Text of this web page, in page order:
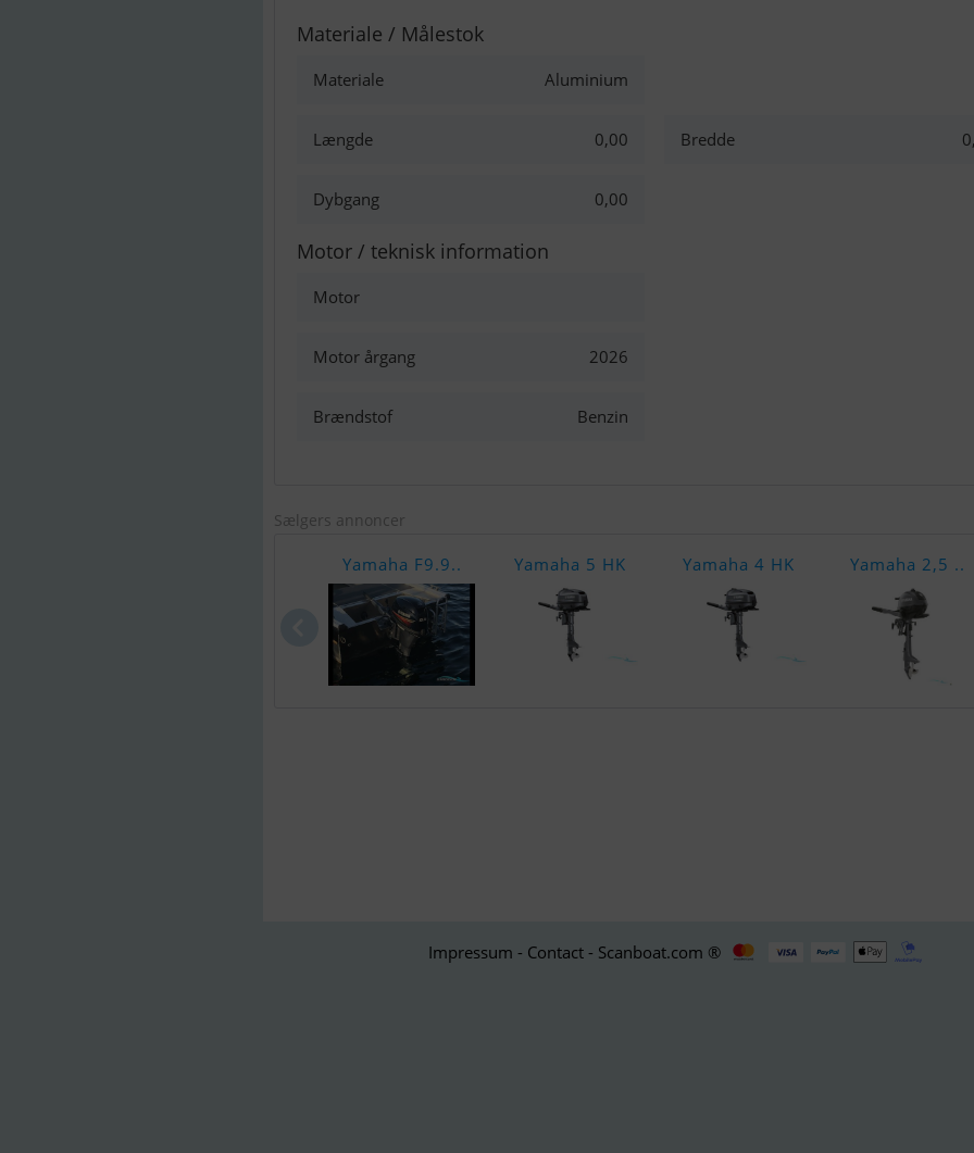
Materiale / Målestok
Materiale Aluminium
Længde 0,00 Bredde
Dybgang 0,00
Motor / teknisk information
Motor
Motor årgang 2026
Brændstof Benzin
Sælgers annoncer
Yamaha F9.9.. Yamaha 5 HK Yamaha 4 HK Yamaha 2,5 ..
Impressum - Contact - Scanboat.com ®